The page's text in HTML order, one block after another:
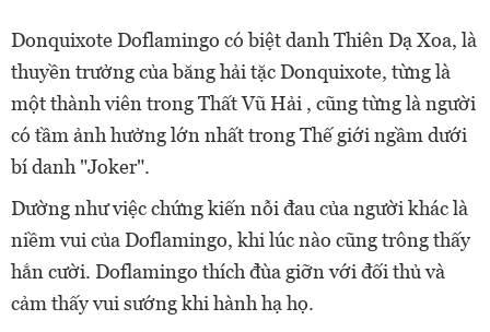
Donquixote Doflamingo có biệt danh Thiên Dạ Xoa, là
thuyền trưởng của băng hải tặc Donquixote, từng là
một thành viên trong Thất Vũ Hải , cũng từng là người
có tầm ảnh hưởng lớn nhất trong Thế giới ngầm dưới
bí danh "Joker".
Dường như việc chứng kiến nỗi đau của người khác là
niềm vui của Doflamingo, khi lúc nào cũng trông thấy
hắn cười. Doflamingo thích đùa giỡn với đối thủ và
cảm thấy vui sướng khi hành hạ họ.